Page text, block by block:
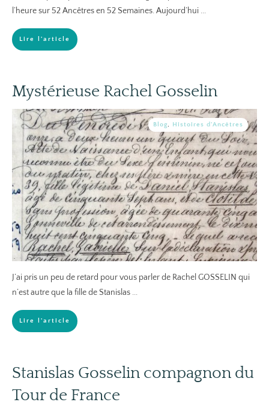
l’heure sur 52 Ancêtres en 52 Semaines. Aujourd’hui ...
Lire l'article
Mystérieuse Rachel Gosselin
Blog, Histoires d'Ancêtres
J’ai pris un peu de retard pour vous parler de Rachel GOSSELIN qui
n’est autre que la fille de Stanislas ...
Lire l'article
Stanislas Gosselin compagnon du
Tour de France